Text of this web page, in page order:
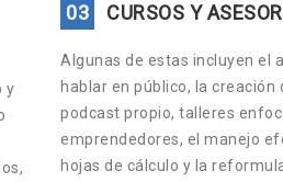
y
03 CURSOS Y
Algunas de estas incluyen el
hablar en público, la creación
podcast propio, talleres
emprendedores, el manejo
hojas de cálculo y la